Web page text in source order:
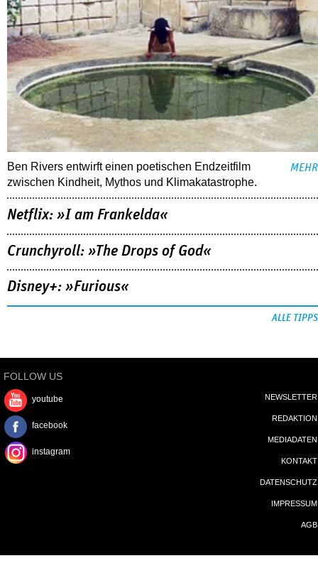
Ben Rivers entwirft einen poetischen Endzeitfilm
zwischen Kindheit, Mythos und Klimakatastrophe.
MEHR
Netflix: »I am Frankelda«
Crunchyroll: »The Drops of God«
Disney+: »Furious«
ALLE TIPPS
FOLLOW US
youtube
facebook
instagram
NEWSLETTER
REDAKTION
MEDIADATEN
KONTAKT
DATENSCHUTZ
IMPRESSUM
AGB